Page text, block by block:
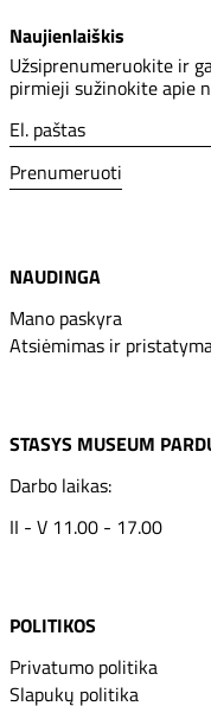
Naujienlaiškis
Užsiprenumeruokite ir
pirmieji sužinokite apie
El. paštas
Prenumeruoti
NAUDINGA
Mano paskyra
Atsiėmimas ir
STASYS MUSEUM
Darbo laikas:
II - V 11.00 - 17.00
POLITIKOS
Privatumo politika
Slapukų politika